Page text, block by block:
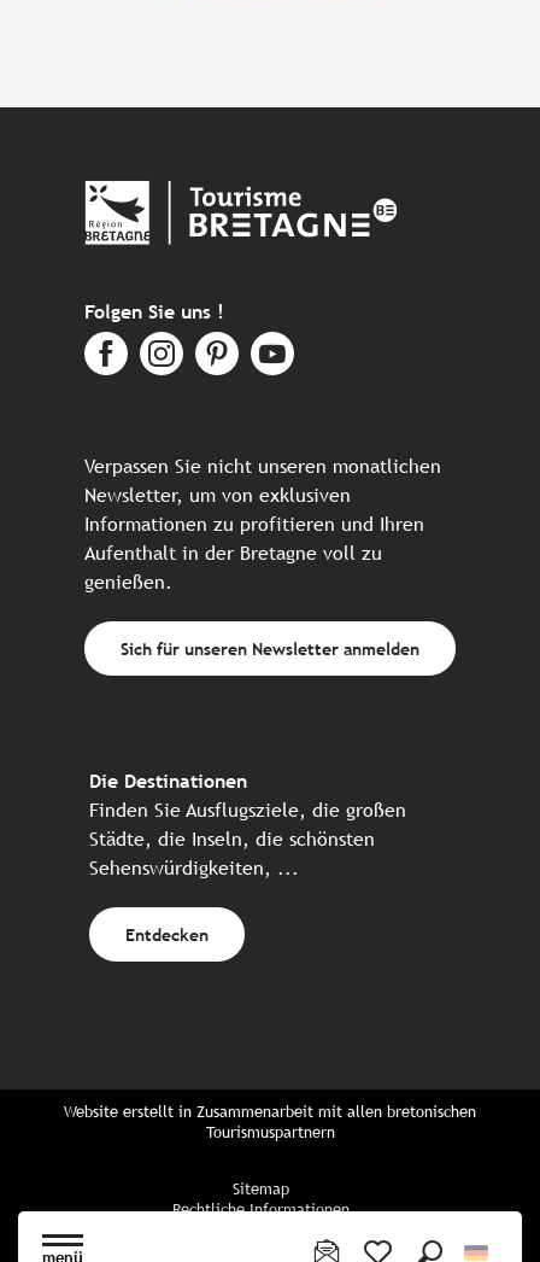
menü
Folgen Sie uns !
Verpassen Sie nicht unseren monatlichen
Newsletter, um von exklusiven
Informationen zu profitieren und Ihren
Aufenthalt in der Bretagne voll zu
genießen.
Sich für unseren Newsletter anmelden
Die Destinationen
Finden Sie Ausflugsziele, die großen
Städte, die Inseln, die schönsten
Sehenswürdigkeiten, ...
Entdecken
Website erstellt in Zusammenarbeit mit allen bretonischen
Tourismuspartnern
Sitemap
Rechtliche Informationen
Cookie-Richtlinie